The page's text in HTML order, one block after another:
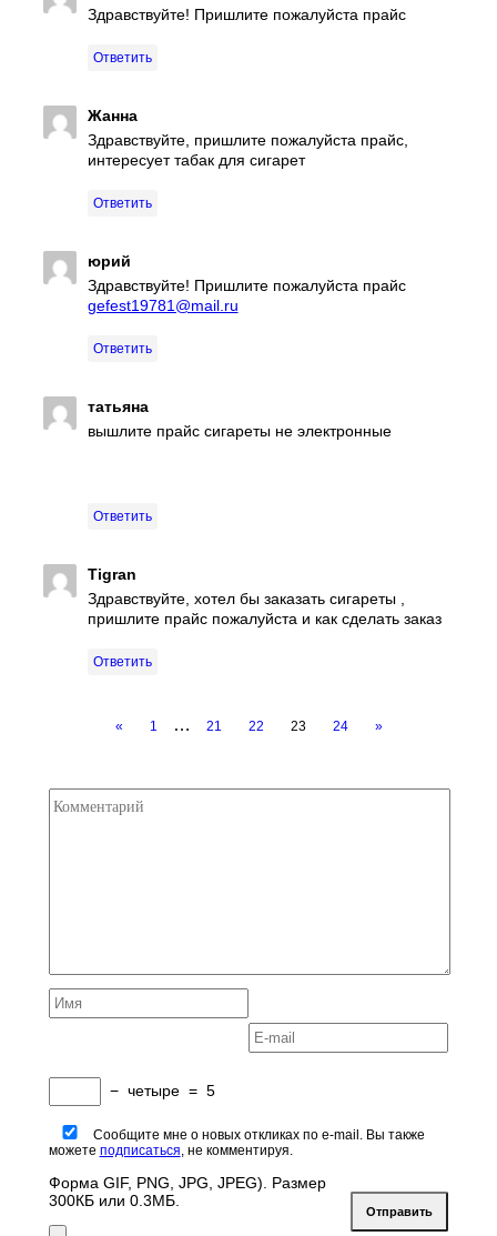
Здравствуйте! Пришлите пожалуйста прайс
Ответить
Жанна
Здравствуйте, пришлите пожалуйста прайс,
интересует табак для сигарет
Ответить
юрий
Здравствуйте! Пришлите пожалуйста прайс
gefest19781@mail.ru
Ответить
татьяна
вышлите прайс сигареты не электронные
Ответить
Tigran
Здравствуйте, хотел бы заказать сигареты ,
пришлите прайс пожалуйста и как сделать заказ
Ответить
« 1 … 21 22 23 24 »
− четыре = 5
Сообщите мне о новых откликах по e-mail. Вы также
можете подписаться, не комментируя.
Форма GIF, PNG, JPG, JPEG). Размер
300КБ или 0.3МБ.